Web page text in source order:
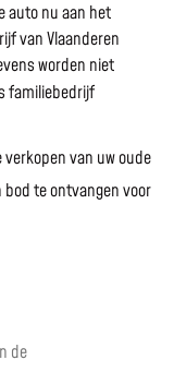
auto nu aan het
van Vlaanderen
worden niet
familiebedrijf
verkopen van uw oude
bod te ontvangen voor